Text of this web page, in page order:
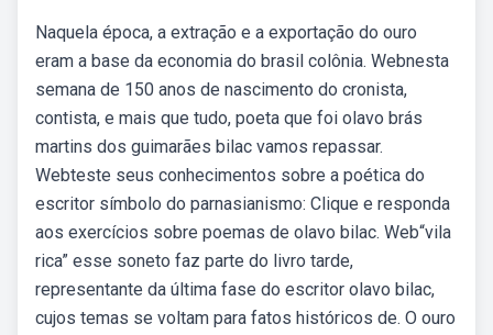
Naquela época, a extração e a exportação do ouro
eram a base da economia do brasil colônia. Webnesta
semana de 150 anos de nascimento do cronista,
contista, e mais que tudo, poeta que foi olavo brás
martins dos guimarães bilac vamos repassar.
Webteste seus conhecimentos sobre a poética do
escritor símbolo do parnasianismo: Clique e responda
aos exercícios sobre poemas de olavo bilac. Web“vila
rica” esse soneto faz parte do livro tarde,
representante da última fase do escritor olavo bilac,
cujos temas se voltam para fatos históricos de. O ouro